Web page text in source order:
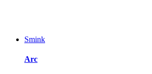
Smink
Arc